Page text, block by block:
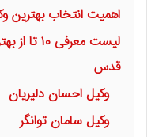
اهمیت انتخاب بهترین
لیست
قدس
وکیل احسان دلیریان
وکیل سامان توانگر